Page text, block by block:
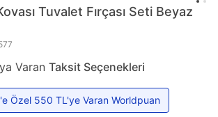
Tuvalet Fırçası Seti Beyaz
Varan Taksit Seçenekleri
Özel 550 TL'ye Varan Worldpuan